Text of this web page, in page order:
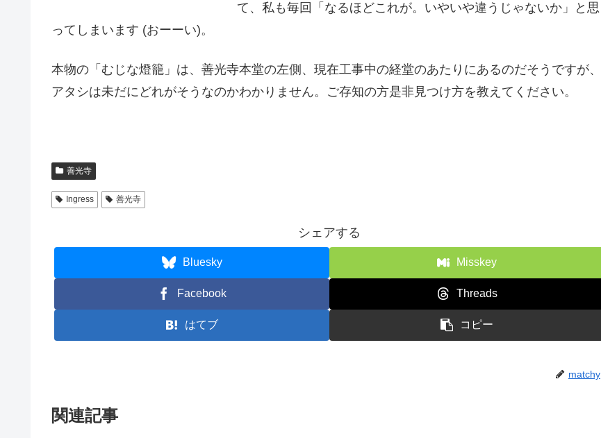
て、私も毎回「なるほどこれが。いやいや違うじゃないか」と思
ってしまいます (おーーい)。
本物の「むじな燈籠」は、善光寺本堂の左側、現在工事中の経堂のあたりにあるのだそうですが、
アタシは未だにどれがそうなのかわかりません。ご存知の方是非見つけ方を教えてください。
善光寺
Ingress 善光寺
シェアする
Bluesky Misskey
Facebook Threads
はてブ コピー
matchy
関連記事